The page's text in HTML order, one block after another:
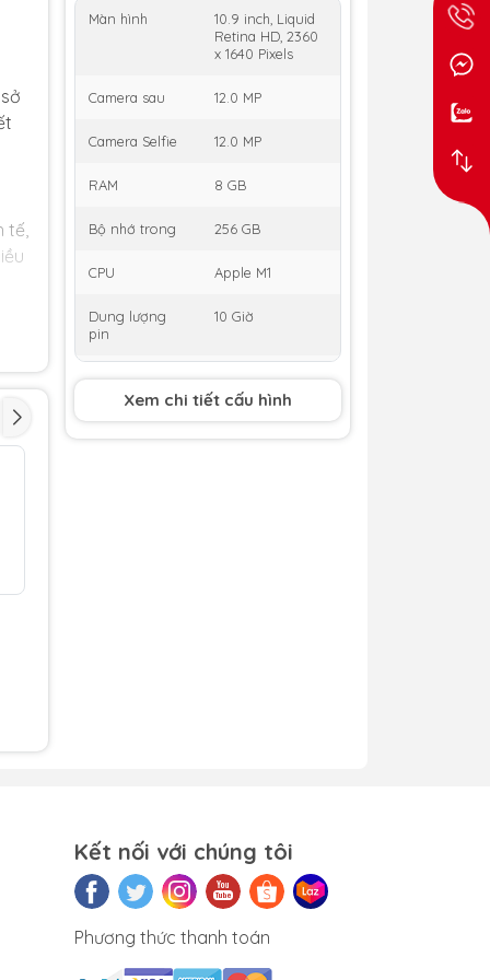
Màn hình
10.9 inch, Liquid
Retina HD, 2360
x 1640 Pixels
Camera sau 12.0 MP
Camera Selfie 12.0 MP
RAM 8 GB
Bộ nhớ trong 256 GB
CPU Apple M1
Dung lượng
pin
10 Giờ
Thời gian ra
8/03/2022
KM
Xem chi tiết cấu hình
tế,
Kết nối với chúng tôi
Phương thức thanh toán